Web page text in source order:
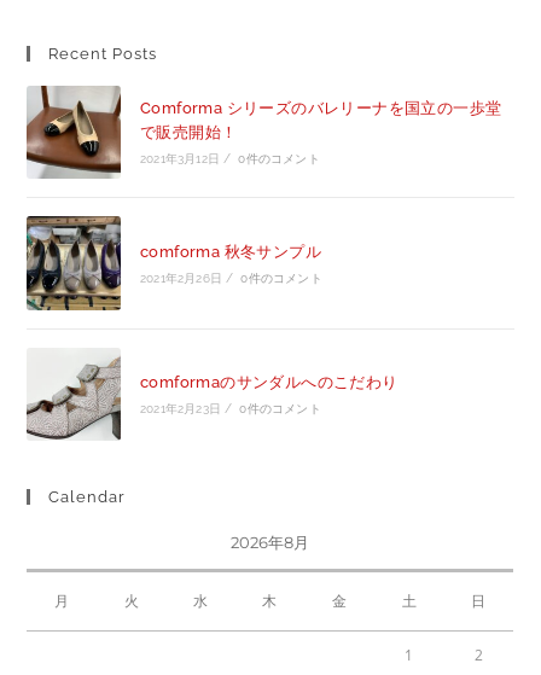
Recent Posts
Comforma シリーズのバレリーナを国立の一歩堂
で販売開始！
2021年3月12日 / 0件のコメント
comforma 秋冬サンプル
2021年2月26日 / 0件のコメント
comformaのサンダルへのこだわり
2021年2月23日 / 0件のコメント
Calendar
2026年8月
月 火 水 木 金 土 日
1 2